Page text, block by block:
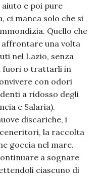
e poi pure
ci manca solo che si
Quello che
una volta
nel Lazio, senza
fuori o trattarli in
con odori
a ridosso degli
e Salaria).
discariche, i
la raccolta
goccia nel mare.
a sognare
ciascuno di